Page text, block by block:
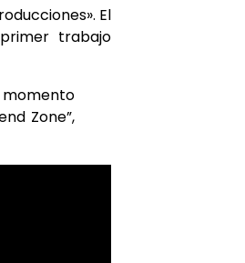
El
trabajo
Zone”,